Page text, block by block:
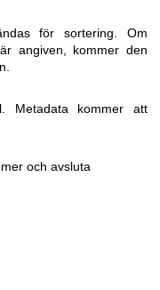
för sortering. Om
angiven, kommer den
Metadata kommer att
och avsluta